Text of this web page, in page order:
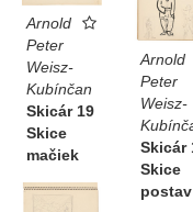
Arnold
Peter
Weisz-
Skicár
Skice
postav
Arnold
Peter
Weisz-
Kubínčan
Skicár 19
Skice
mačiek